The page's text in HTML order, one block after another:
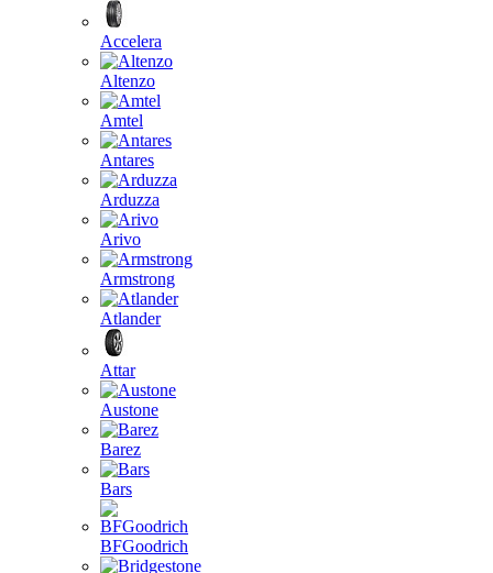
Accelera
Altenzo
Amtel
Antares
Arduzza
Arivo
Armstrong
Atlander
Attar
Austone
Barez
Bars
BFGoodrich